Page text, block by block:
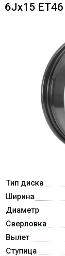
6Jx15
Тип диска
Ширина
Диаметр
Сверловка
Вылет
Ступица